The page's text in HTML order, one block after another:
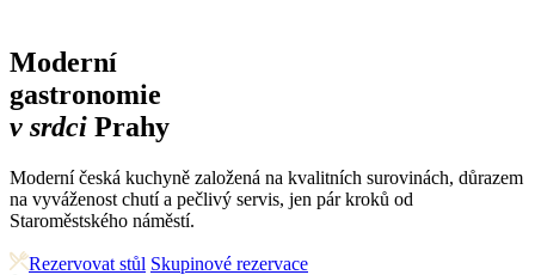
Moderní
gastronomie
v srdci Prahy
Moderní česká kuchyně založená na kvalitních surovinách, důrazem
na vyváženost chutí a pečlivý servis, jen pár kroků od
Staroměstského náměstí.
Rezervovat stůl Skupinové rezervace